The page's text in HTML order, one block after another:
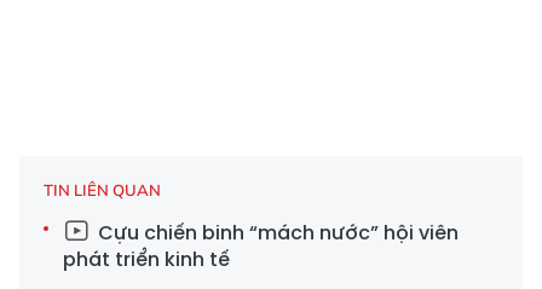
TIN LIÊN QUAN
Cựu chiến binh “mách nước” hội viên
phát triển kinh tế